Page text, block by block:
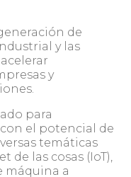
de
y las
y
para
el potencial de
temáticas
de las cosas (IoT),
máquina a